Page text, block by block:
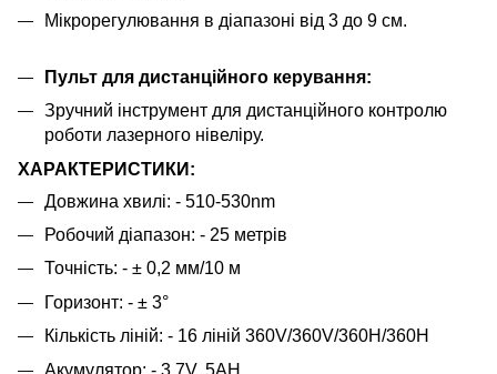
Мікрорегулювання в діапазоні від 3 до 9 см.
Пульт для дистанційного керування:
Зручний інструмент для дистанційного контролю
роботи лазерного нівеліру.
ХАРАКТЕРИСТИКИ:
Довжина хвилі: - 510-530nm
Робочий діапазон: - 25 метрів
Точність: - ± 0,2 мм/10 м
Горизонт: - ± 3°
Кількість ліній: - 16 ліній 360V/360V/360H/360H
Акумулятор: - 3.7V, 5AH